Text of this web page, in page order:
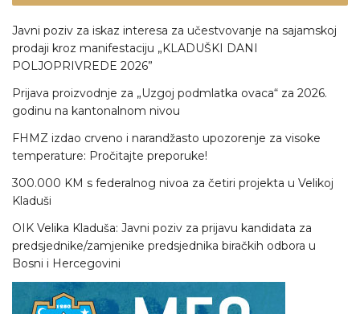
Javni poziv za iskaz interesa za učestvovanje na sajamskoj
prodaji kroz manifestaciju „KLADUŠKI DANI
POLJOPRIVREDE 2026”
Prijava proizvodnje za „Uzgoj podmlatka ovaca“ za 2026.
godinu na kantonalnom nivou
FHMZ izdao crveno i narandžasto upozorenje za visoke
temperature: Pročitajte preporuke!
300.000 KM s federalnog nivoa za četiri projekta u Velikoj
Kladuši
OIK Velika Kladuša: Javni poziv za prijavu kandidata za
predsjednike/zamjenike predsjednika biračkih odbora u
Bosni i Hercegovini